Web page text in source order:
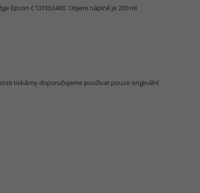
Epson C13T653400. Objem náplně je 200 ml.
tiskárny doporučujeme používat pouze originální